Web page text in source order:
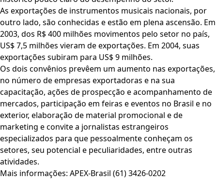
As exportações de instrumentos musicais nacionais, por
outro lado, são conhecidas e estão em plena ascensão. Em
2003, dos R$ 400 milhões movimentos pelo setor no país,
US$ 7,5 milhões vieram de exportações. Em 2004, suas
exportações subiram para US$ 9 milhões.
Os dois convênios prevêem um aumento nas exportações,
no número de empresas exportadoras e na sua
capacitação, ações de prospecção e acompanhamento de
mercados, participação em feiras e eventos no Brasil e no
exterior, elaboração de material promocional e de
marketing e convite a jornalistas estrangeiros
especializados para que pessoalmente conheçam os
setores, seu potencial e peculiaridades, entre outras
atividades.
Mais informações: APEX-Brasil (61) 3426-0202